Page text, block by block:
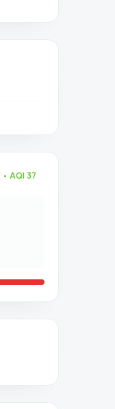
• AQI 37